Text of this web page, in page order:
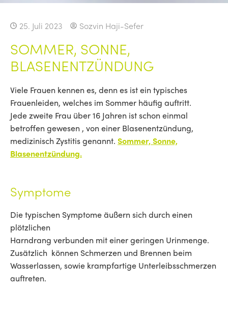
25. Juli 2023 Sozvin Haji-Sefer
SOMMER, SONNE,
BLASENENTZÜNDUNG
Viele Frauen kennen es, denn es ist ein typisches
Frauenleiden, welches im Sommer häufig auftritt.
Jede zweite Frau über 16 Jahren ist schon einmal
betroffen gewesen , von einer Blasenentzündung,
medizinisch Zystitis genannt. Sommer, Sonne,
Blasenentzündung.
Symptome
Die typischen Symptome äußern sich durch einen
plötzlichen
Harndrang verbunden mit einer geringen Urinmenge.
Zusätzlich können Schmerzen und Brennen beim
Wasserlassen, sowie krampfartige Unterleibsschmerzen
auftreten.